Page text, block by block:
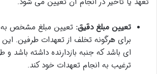
تعیین مبلغ دقیق: تعیین مبلغ مشخص به
برای هرگونه تخلف از تعهدات طرفین. این
ای باشد که جنبه بازدارنده داشته باشد
ترغیب به انجام تعهدات خود کند.